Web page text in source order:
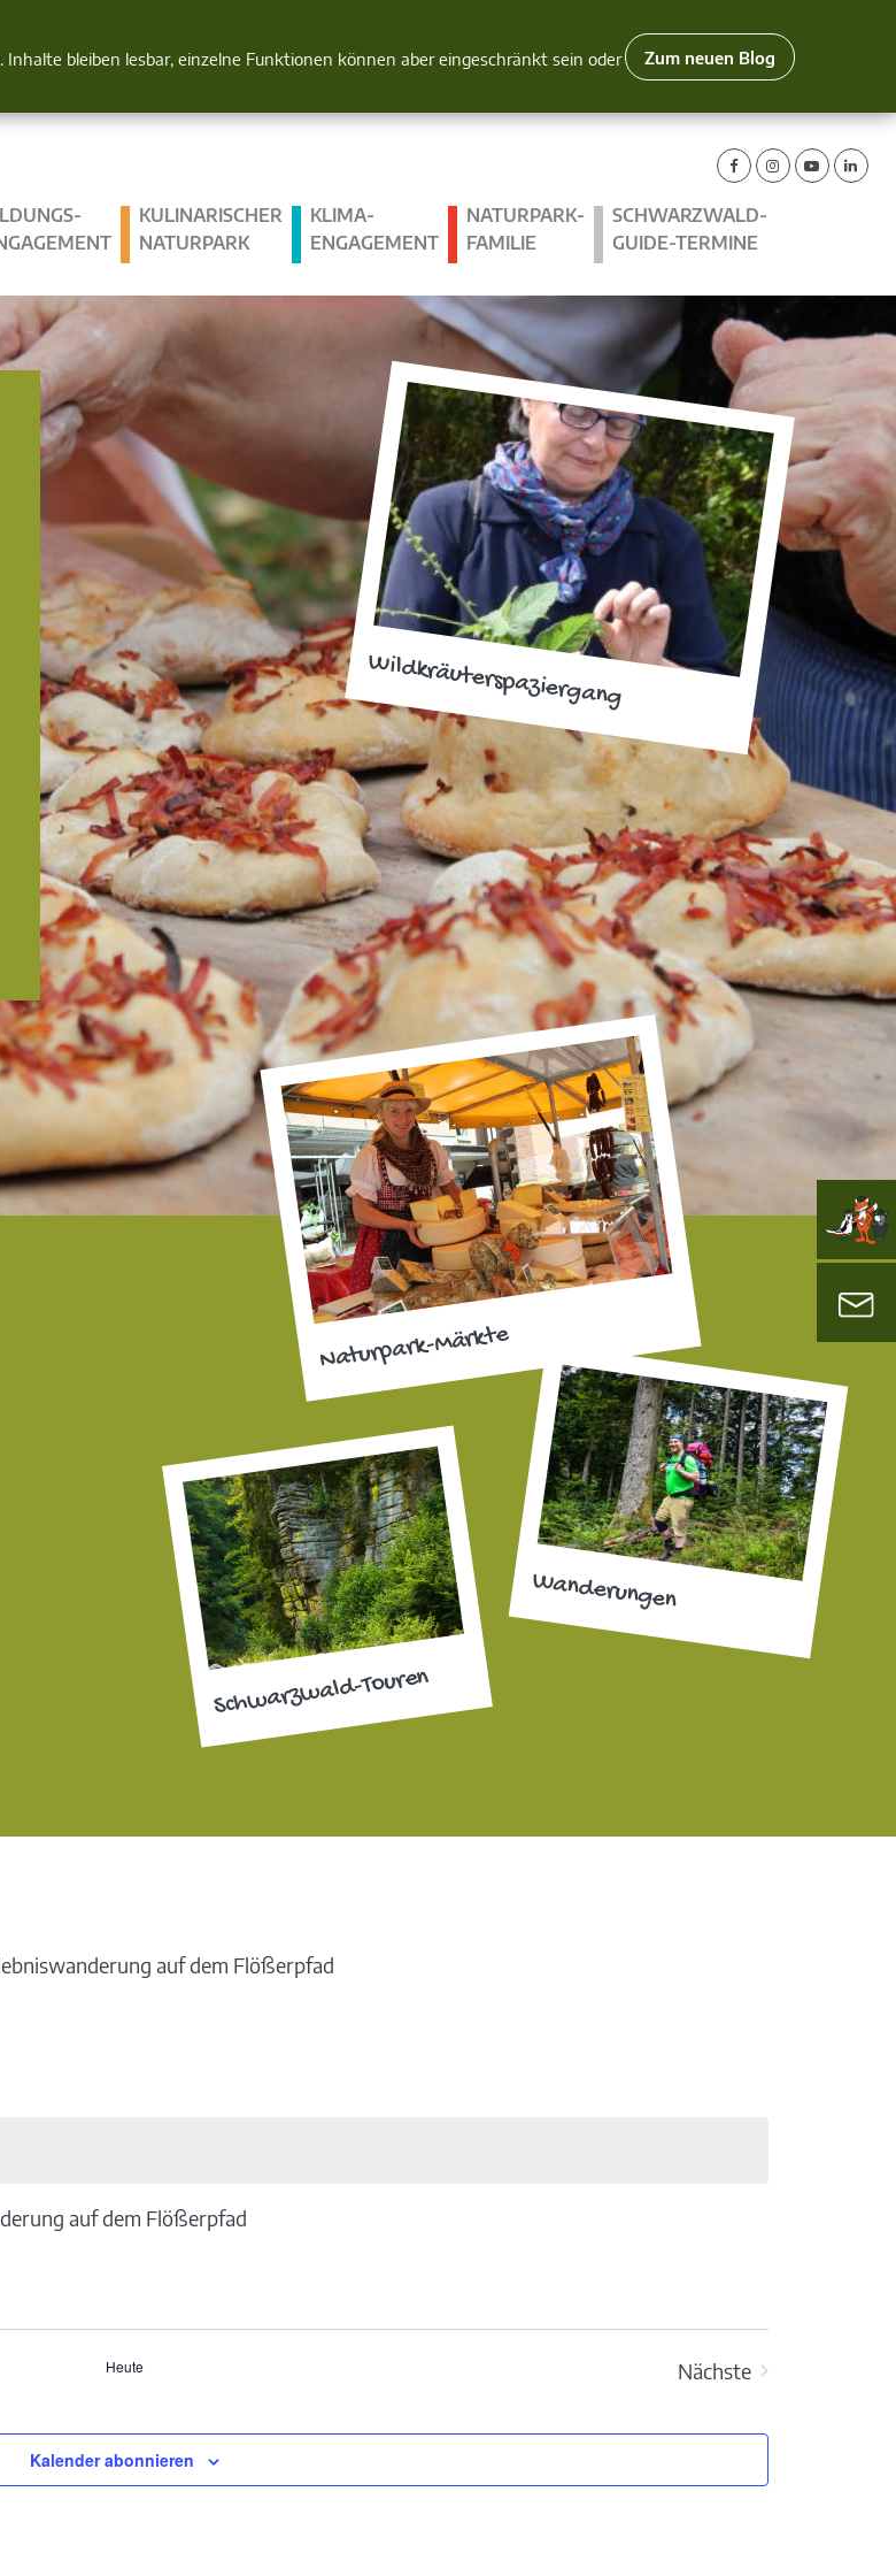
bleiben lesbar, einzelne Funktionen können aber eingeschränkt sein oder
Zum neuen Blog
Blick
KULINARISCHER
NATURPARK
KLIMA­
ENGAGEMENT
NATURPARK-
FAMILIE
SCHWARZWALD-
GUIDE-TERMINE
Wildkräuterspaziergang
Naturpark-Märkte
Wanderungen
Schwarzwald-Touren
auf dem Flößerpfad
auf dem Flößerpfad
Heute
Nächste
Kalender abonnieren